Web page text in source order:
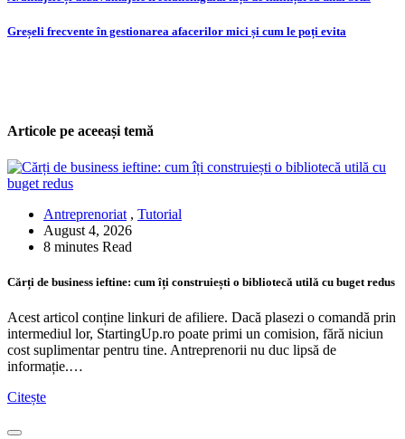
navigation
Greșeli frecvente în gestionarea afacerilor mici și cum le poți evita
Articole pe aceeași temă
Antreprenoriat , Tutorial
August 4, 2026
8 minutes Read
Cărți de business ieftine: cum îți construiești o bibliotecă utilă cu buget redus
Acest articol conține linkuri de afiliere. Dacă plasezi o comandă prin
intermediul lor, StartingUp.ro poate primi un comision, fără niciun
cost suplimentar pentru tine. Antreprenorii nu duc lipsă de
informație.…
Citește